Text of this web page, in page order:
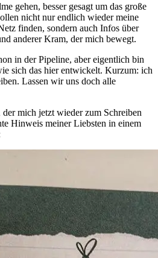
gehen, besser gesagt um das große
nicht nur endlich wieder meine
finden, sondern auch Infos über
anderer Kram, der mich bewegt.
in der Pipeline, aber eigentlich bin
sich das hier entwickelt. Kurzum: ich
Lassen wir uns doch alle
mich jetzt wieder zum Schreiben
Hinweis meiner Liebsten in einem